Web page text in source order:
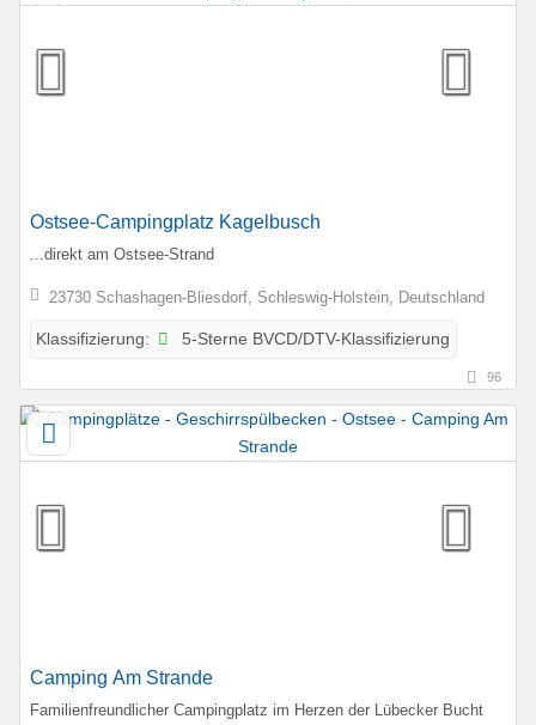
Ostsee-Campingplatz Kagelbusch
...direkt am Ostsee-Strand
23730 Schashagen-Bliesdorf, Schleswig-Holstein, Deutschland
Klassifizierung: 5-Sterne BVCD/DTV-Klassifizierung
96
Camping Am Strande
Familienfreundlicher Campingplatz im Herzen der Lübecker Bucht